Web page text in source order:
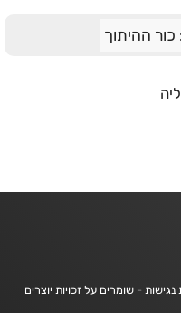
כור ההיתוך
- שומרים על זכויות יוצרים